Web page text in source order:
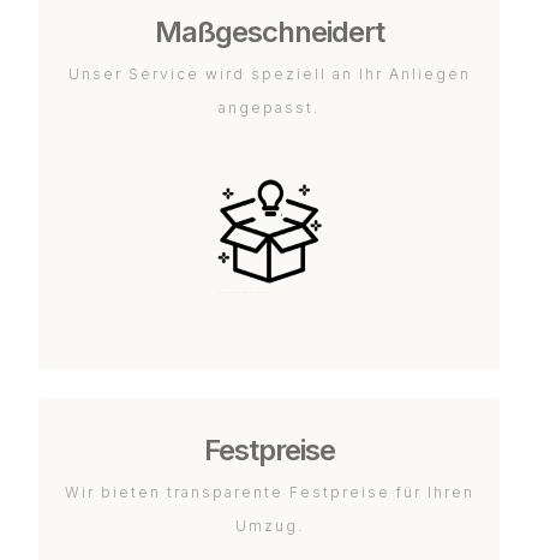
Maßgeschneidert
Unser Service wird speziell an Ihr Anliegen
angepasst.
Festpreise
Wir bieten transparente Festpreise für Ihren
Umzug.